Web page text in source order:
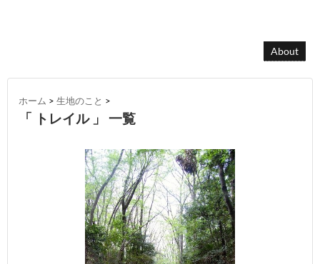
About
ホーム > 生地のこと >
「 トレイル 」 一覧